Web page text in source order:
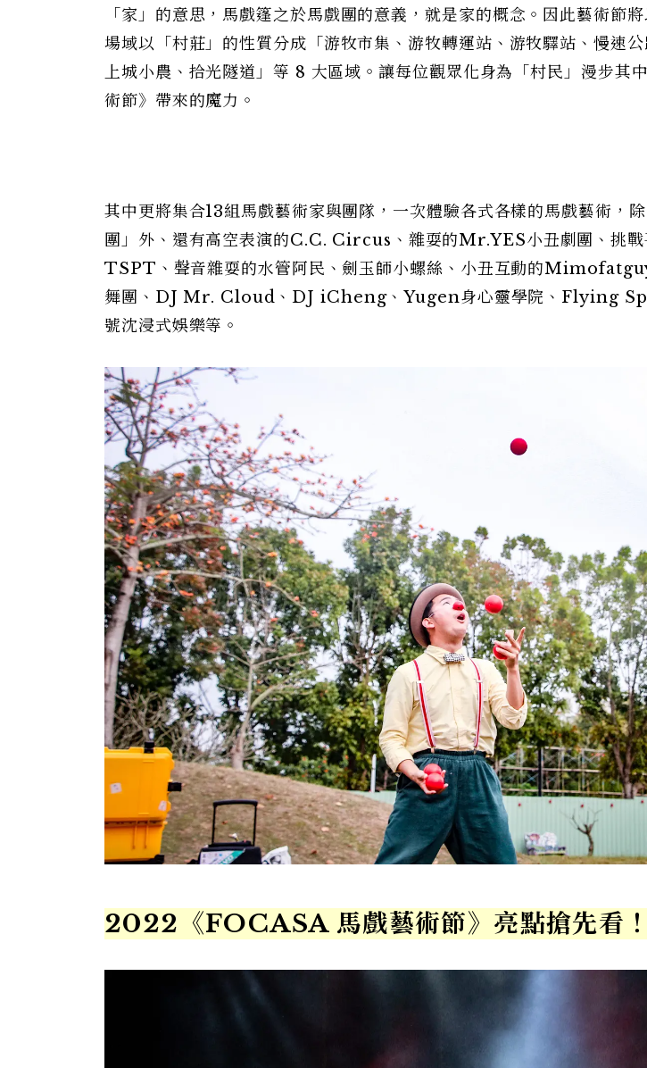
「家」的意思，馬戲篷之於馬戲團的意義，就是家的概念。因此藝術節
場域以「村莊」的性質分成「游牧市集、游牧轉運站、游牧驛站、慢速
上城小農、拾光隧道」等 8 大區域。讓每位觀眾化身為「村民」漫步其
術節》帶來的魔力。
其中更將集合13組馬戲藝術家與團隊，一次體驗各式各樣的馬戲藝術，
團」外、還有高空表演的C.C. Circus、雜耍的Mr.YES小丑劇團、挑戰
TSPT、聲音雜耍的水管阿民、劍玉師小螺絲、小丑互動的
舞團、DJ Mr. Cloud、DJ iCheng、Yugen身心靈學院、Flying
號沈浸式娛樂等。
2022《FOCASA 馬戲藝術節》亮點搶先看！